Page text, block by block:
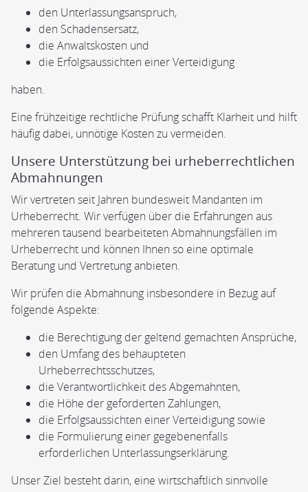
den Unterlassungsanspruch,
den Schadensersatz,
die Anwaltskosten und
die Erfolgsaussichten einer Verteidigung
haben.
Eine frühzeitige rechtliche Prüfung schafft Klarheit und hilft
häufig dabei, unnötige Kosten zu vermeiden.
Unsere Unterstützung bei urheberrechtlichen
Abmahnungen
Wir vertreten seit Jahren bundesweit Mandanten im
Urheberrecht. Wir verfügen über die Erfahrungen aus
mehreren tausend bearbeiteten Abmahnungsfällen im
Urheberrecht und können Ihnen so eine optimale
Beratung und Vertretung anbieten.
Wir prüfen die Abmahnung insbesondere in Bezug auf
folgende Aspekte:
die Berechtigung der geltend gemachten Ansprüche,
den Umfang des behaupteten
Urheberrechtsschutzes,
die Verantwortlichkeit des Abgemahnten,
die Höhe der geforderten Zahlungen,
die Erfolgsaussichten einer Verteidigung sowie
die Formulierung einer gegebenenfalls
erforderlichen Unterlassungserklärung.
Unser Ziel besteht darin, eine wirtschaftlich sinnvolle